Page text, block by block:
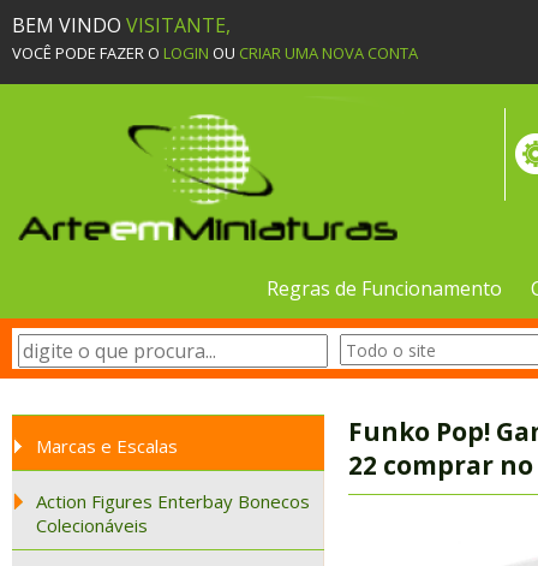
BEM VINDO VISITANTE,
VOCÊ PODE FAZER O LOGIN OU CRIAR UMA NOVA CONTA
Regras de Funcionamento
Marcas e Escalas
Action Figures Enterbay Bonecos
Colecionáveis
Funko Pop!
22 comprar